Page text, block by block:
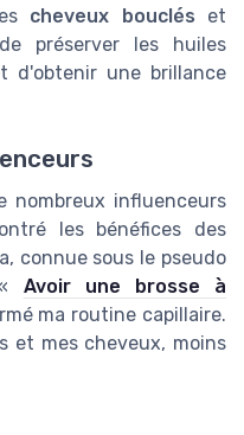
cheveux bouclés et
préserver les huiles
d'obtenir une brillance
nombreux influenceurs
les bénéfices des
connue sous le pseudo
Avoir une brosse à
ma routine capillaire.
et mes cheveux, moins